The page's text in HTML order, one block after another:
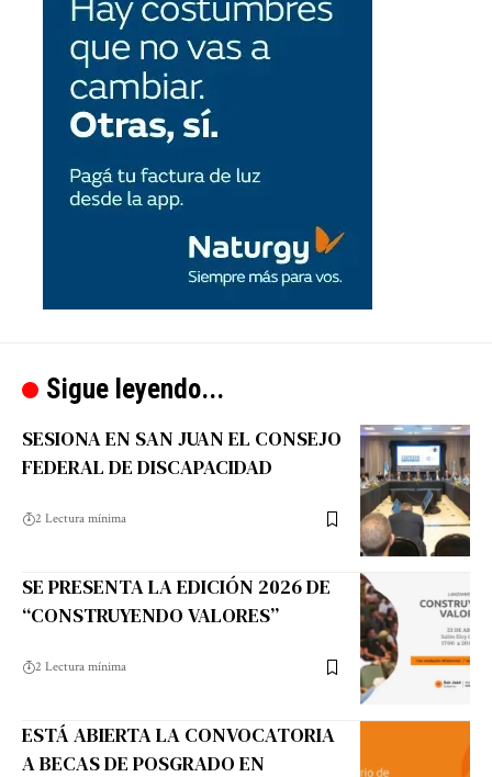
Sigue leyendo...
SESIONA EN SAN JUAN EL CONSEJO
FEDERAL DE DISCAPACIDAD
2 Lectura mínima
SE PRESENTA LA EDICIÓN 2026 DE
“CONSTRUYENDO VALORES”
2 Lectura mínima
ESTÁ ABIERTA LA CONVOCATORIA
A BECAS DE POSGRADO EN